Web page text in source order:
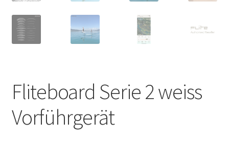
Fliteboard Serie 2 weiss
Vorführgerät